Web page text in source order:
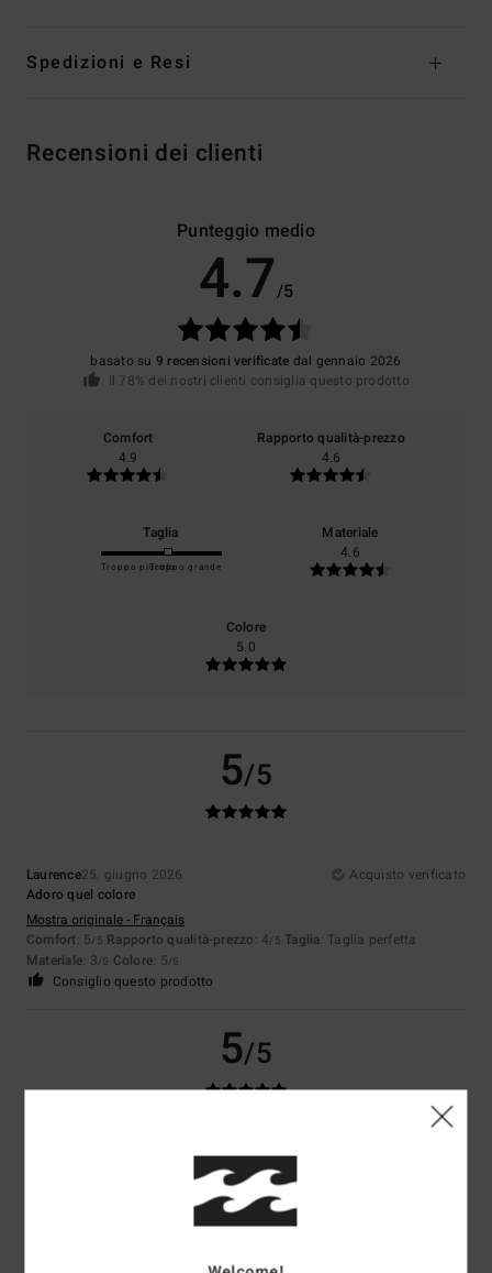
Spedizioni e Resi
Recensioni dei clienti
Punteggio medio
4.7/5
basato su 9 recensioni verificate dal gennaio 2026
Il 78% dei nostri clienti consiglia questo prodotto
Comfort
4.9
Rapporto qualità-prezzo
4.6
Taglia
Troppo piccoloTroppo grande
Materiale
4.6
Colore
5.0
5/5
Laurence25. giugno 2026
Acquisto verificato
Adoro quel colore
Mostra originale - Français
Comfort: 5/5 Rapporto qualità-prezzo: 4/5 Taglia: Taglia perfetta
Materiale: 3/5 Colore: 5/5
Consiglio questo prodotto
5/5
Veste alla perfezione, comodo
Rapporto qualità-prezzo Taglia